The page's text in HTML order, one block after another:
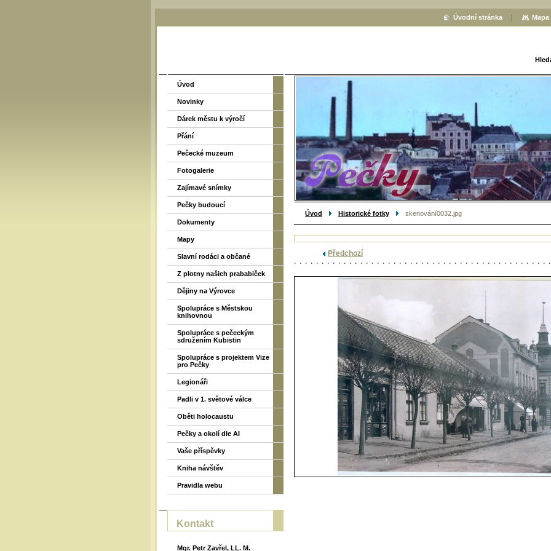
Úvod Historické fotky skenování0032.jpg
Předchozí
Úvod
Novinky
Dárek městu k výročí
Přání
Pečecké muzeum
Fotogalerie
Zajímavé snímky
Pečky budoucí
Dokumenty
Mapy
Slavní rodáci a občané
Z plotny našich prababiček
Dějiny na Výrovce
Spolupráce s Městskou
knihovnou
Spolupráce s pečeckým
sdružením Kubistin
Spolupráce s projektem Vize
pro Pečky
Legionáři
Padli v 1. světové válce
Oběti holocaustu
Pečky a okolí dle AI
Vaše příspěvky
Kniha návštěv
Pravidla webu
Kontakt
Mgr. Petr Zavřel, LL. M.
Úvodní stránka